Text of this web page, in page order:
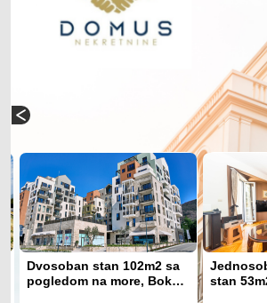
Dvosoban stan 102m2 sa
pogledom na more, Boka
stan